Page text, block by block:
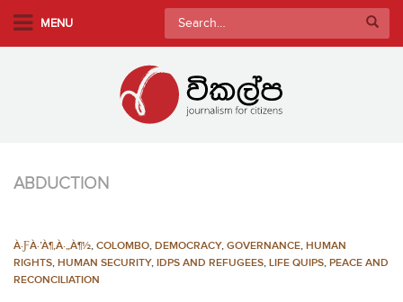
MENU
Search
for:
ABDUCTION
À·ƑÀ·’À¶‚À·„À¶½, COLOMBO, DEMOCRACY, GOVERNANCE, HUMAN
RIGHTS, HUMAN SECURITY, IDPS AND REFUGEES, LIFE QUIPS, PEACE AND
RECONCILIATION